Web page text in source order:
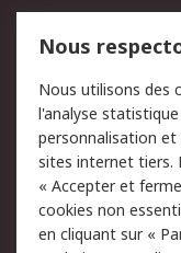
du site
Politique de
des données -
jour
Conditions
de vente
Nous
Nous utilisons des
l'analyse
personnalisation et
sites internet tiers.
« Accepter et
cookies non
en cliquant sur «